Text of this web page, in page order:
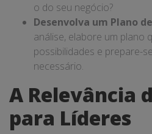
o do seu negócio?
Desenvolva um Plano
análise, elabore um plano
possibilidades e prepare-
necessário.
A Relevância
para Líderes